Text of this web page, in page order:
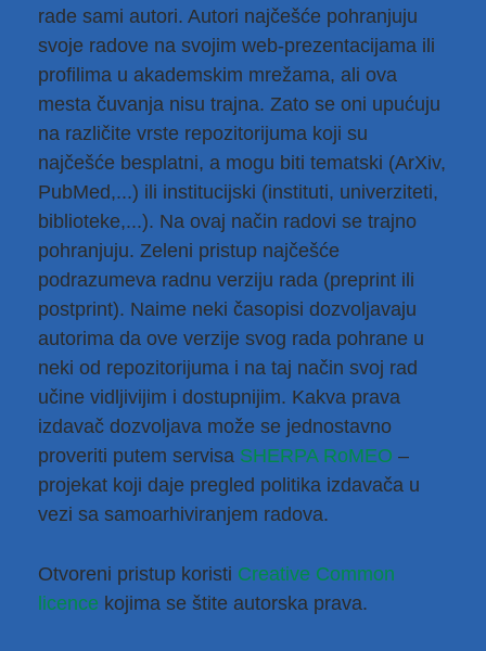
rade sami autori. Autori najčešće pohranjuju
svoje radove na svojim web-prezentacijama ili
profilima u akademskim mrežama, ali ova
mesta čuvanja nisu trajna. Zato se oni upućuju
na različite vrste repozitorijuma koji su
najčešće besplatni, a mogu biti tematski (ArXiv,
PubMed,...) ili institucijski (instituti, univerziteti,
biblioteke,...). Na ovaj način radovi se trajno
pohranjuju. Zeleni pristup najčešće
podrazumeva radnu verziju rada (preprint ili
postprint). Naime neki časopisi dozvoljavaju
autorima da ove verzije svog rada pohrane u
neki od repozitorijuma i na taj način svoj rad
učine vidljivijim i dostupnijim. Kakva prava
izdavač dozvoljava može se jednostavno
proveriti putem servisa SHERPA RoMEO –
projekat koji daje pregled politika izdavača u
vezi sa samoarhiviranjem radova.
Otvoreni pristup koristi Creative Common
licence kojima se štite autorska prava.